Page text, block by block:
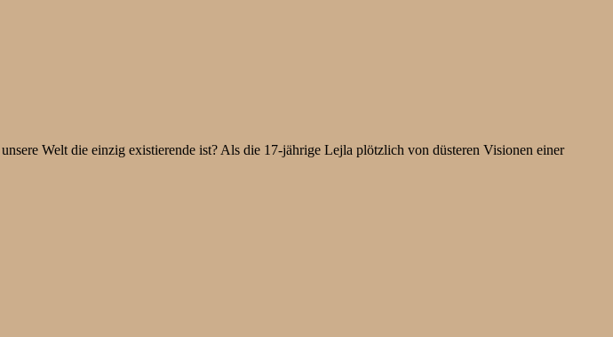
Welt die einzig existierende ist? Als die 17-jährige Lejla plötzlich von düsteren Visionen einer